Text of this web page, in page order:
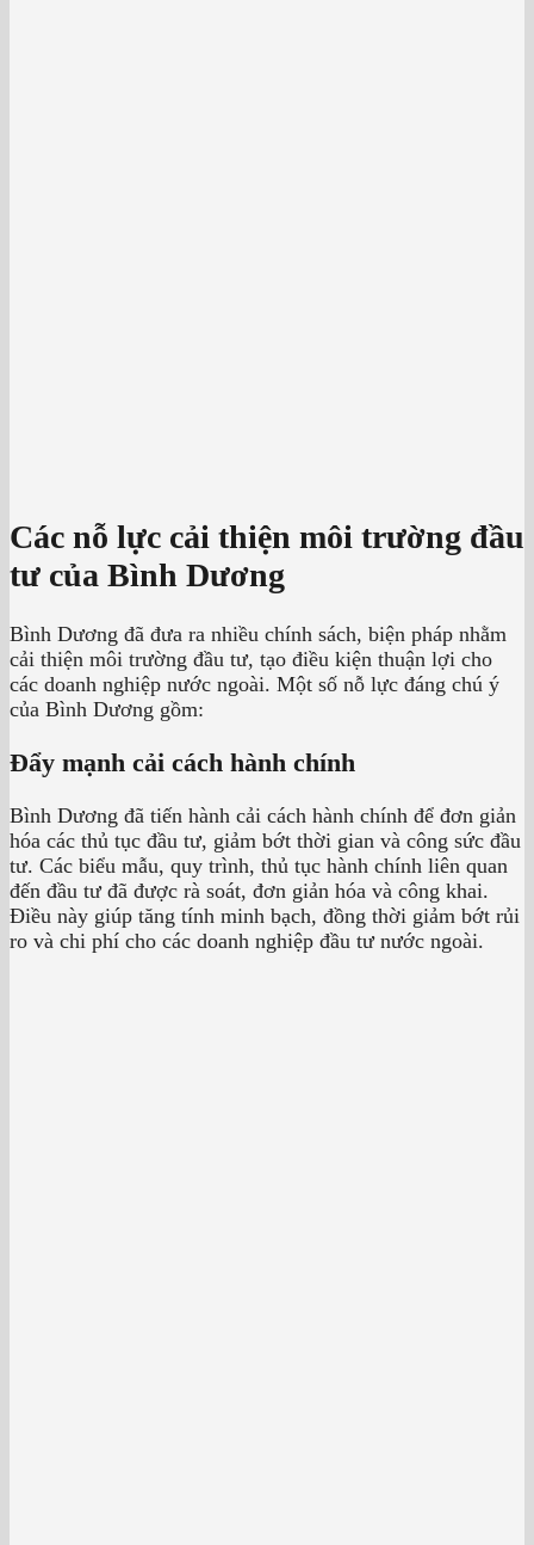
Các nỗ lực cải thiện môi trường đầu
tư của Bình Dương
Bình Dương đã đưa ra nhiều chính sách, biện pháp nhằm
cải thiện môi trường đầu tư, tạo điều kiện thuận lợi cho
các doanh nghiệp nước ngoài. Một số nỗ lực đáng chú ý
của Bình Dương gồm:
Đẩy mạnh cải cách hành chính
Bình Dương đã tiến hành cải cách hành chính để đơn giản
hóa các thủ tục đầu tư, giảm bớt thời gian và công sức đầu
tư. Các biểu mẫu, quy trình, thủ tục hành chính liên quan
đến đầu tư đã được rà soát, đơn giản hóa và công khai.
Điều này giúp tăng tính minh bạch, đồng thời giảm bớt rủi
ro và chi phí cho các doanh nghiệp đầu tư nước ngoài.